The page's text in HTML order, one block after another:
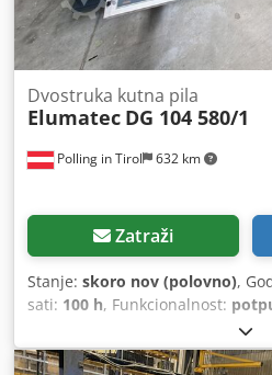
Polling in Tirol 632 km
Dvostruka kutna pila
Elumatec DG 104 580/1
Zatraži
Stanje: skoro nov (polovno),
sati: 100 h, Funkcionalnost: